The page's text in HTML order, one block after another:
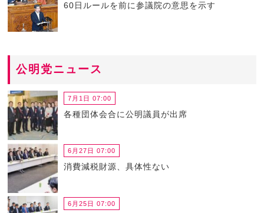
60日ルールを前に参議院の意思を示す
公明党ニュース
7月1日 07:00
各種団体会合に公明議員が出席
6月27日 07:00
消費減税財源、具体性ない
6月25日 07:00